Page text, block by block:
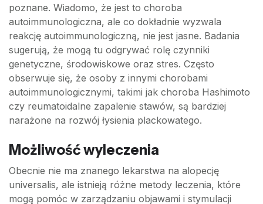
poznane. Wiadomo, że jest to choroba
autoimmunologiczna, ale co dokładnie wyzwala
reakcję autoimmunologiczną, nie jest jasne. Badania
sugerują, że mogą tu odgrywać rolę czynniki
genetyczne, środowiskowe oraz stres. Często
obserwuje się, że osoby z innymi chorobami
autoimmunologicznymi, takimi jak choroba Hashimoto
czy reumatoidalne zapalenie stawów, są bardziej
narażone na rozwój łysienia plackowatego.
Możliwość wyleczenia
Obecnie nie ma znanego lekarstwa na alopecję
universalis, ale istnieją różne metody leczenia, które
mogą pomóc w zarządzaniu objawami i stymulacji